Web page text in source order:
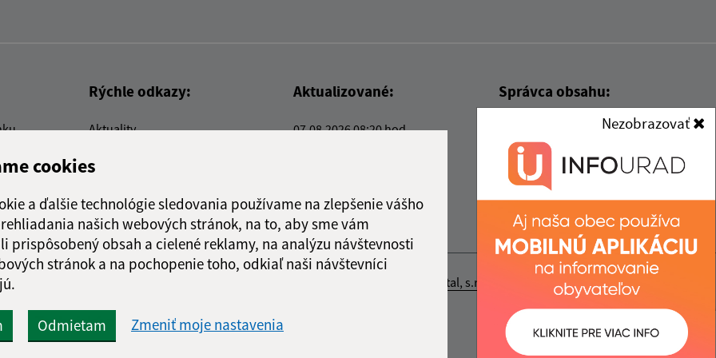
cookies
a ďalšie technológie sledovania používame na zlepšenie vášho
našich webových stránok, na to, aby sme vám
prispôsobený obsah a cielené reklamy, na analýzu návštevnosti
stránok a na pochopenie toho, odkiaľ naši návštevníci
Odmietam Zmeniť moje nastavenia
Nezobrazovať
Rýchle odkazy:
Aktuality
E-služby
Triedenie odpadu
Aktualizované:
07.08.2026 08:20 hod.
Správca obsahu:
Správca obsahu je Obec Kysak.
Vytvorené v súlade s
dizajn manuálom elektronických
služieb.
spoločnosť webex.digital, s.r.o.
Technický prevádzkovateľ: